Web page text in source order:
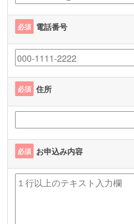
必須 電話番号
必須 住所
必須 お申込み内容